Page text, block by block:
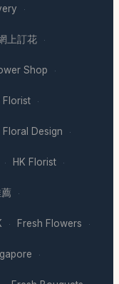
·
上訂花 ·
Shop ·
Florist ·
Floral Design ·
· HK Florist ·
·
· Fresh Flowers ·
·